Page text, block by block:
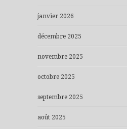
janvier 2026
décembre 2025
novembre 2025
octobre 2025
septembre 2025
août 2025